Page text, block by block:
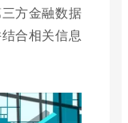
方金融数据
合相关信息